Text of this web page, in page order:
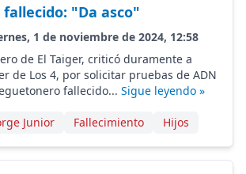
"Da asco"
1 de noviembre de 2024, 12:58
de El Taiger, criticó duramente a
de Los 4, por solicitar pruebas de ADN
fallecido... Sigue leyendo »
Junior Fallecimiento Hijos